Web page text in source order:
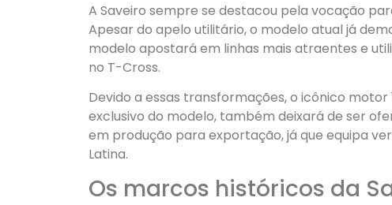
A Saveiro sempre se destacou pela vocação
Apesar do apelo utilitário, o modelo atual já
modelo apostará em linhas mais atraentes e
no T-Cross.
Devido a essas transformações, o icônico motor
exclusivo do modelo, também deixará de ser
em produção para exportação, já que equipa
Latina.
Os marcos históricos da